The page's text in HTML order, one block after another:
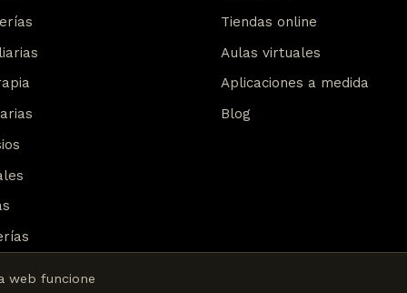
Tiendas online
Aulas virtuales
Aplicaciones a medida
Blog
web funcione